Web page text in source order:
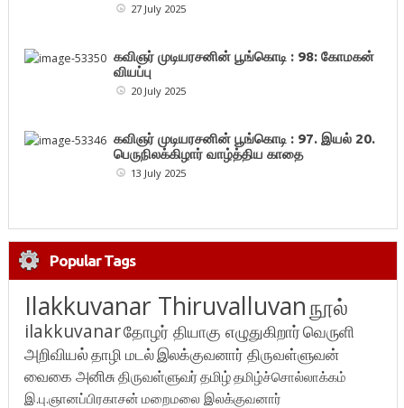
27 July 2025
கவிஞர் முடியரசனின் பூங்கொடி : 98: கோமகன்
வியப்பு
20 July 2025
கவிஞர் முடியரசனின் பூங்கொடி : 97. இயல் 20.
பெருநிலக்கிழார் வாழ்த்திய காதை
13 July 2025
Popular Tags
Ilakkuvanar Thiruvalluvanநூல்
ilakkuvanarதோழர் தியாகு எழுதுகிறார்வெருளி
அறிவியல்தாழி மடல்இலக்குவனார் திருவள்ளுவன்
வைகை அனிசுதிருவள்ளுவர்தமிழ்தமிழ்ச்சொல்லாக்கம்
இ.பு.ஞானப்பிரகாசன் மறைமலை இலக்குவனார்